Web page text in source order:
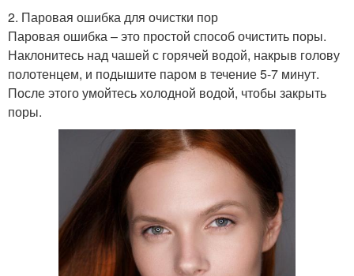
2. Паровая ошибка для очистки пор
Паровая ошибка – это простой способ очистить поры.
Наклонитесь над чашей с горячей водой, накрыв голову
полотенцем, и подышите паром в течение 5-7 минут.
После этого умойтесь холодной водой, чтобы закрыть
поры.